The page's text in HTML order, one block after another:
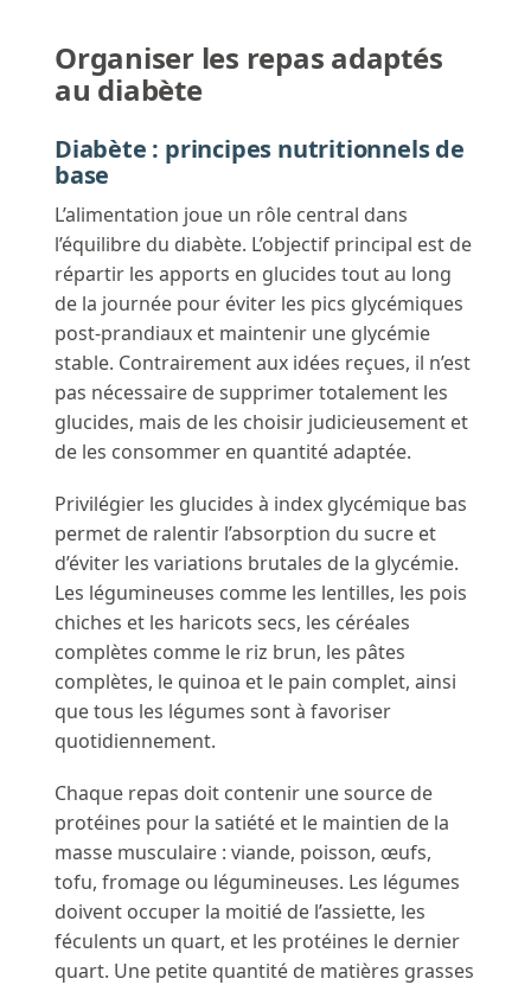
Organiser les repas adaptés
au diabète
Diabète : principes nutritionnels de
base
L’alimentation joue un rôle central dans
l’équilibre du diabète. L’objectif principal est de
répartir les apports en glucides tout au long
de la journée pour éviter les pics glycémiques
post-prandiaux et maintenir une glycémie
stable. Contrairement aux idées reçues, il n’est
pas nécessaire de supprimer totalement les
glucides, mais de les choisir judicieusement et
de les consommer en quantité adaptée.
Privilégier les glucides à index glycémique bas
permet de ralentir l’absorption du sucre et
d’éviter les variations brutales de la glycémie.
Les légumineuses comme les lentilles, les pois
chiches et les haricots secs, les céréales
complètes comme le riz brun, les pâtes
complètes, le quinoa et le pain complet, ainsi
que tous les légumes sont à favoriser
quotidiennement.
Chaque repas doit contenir une source de
protéines pour la satiété et le maintien de la
masse musculaire : viande, poisson, œufs,
tofu, fromage ou légumineuses. Les légumes
doivent occuper la moitié de l’assiette, les
féculents un quart, et les protéines le dernier
quart. Une petite quantité de matières grasses